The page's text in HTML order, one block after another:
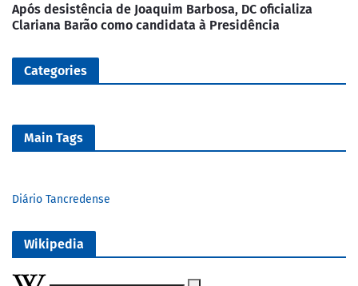
Após desistência de Joaquim Barbosa, DC oficializa
Clariana Barão como candidata à Presidência
Categories
Main Tags
Diário Tancredense
Wikipedia